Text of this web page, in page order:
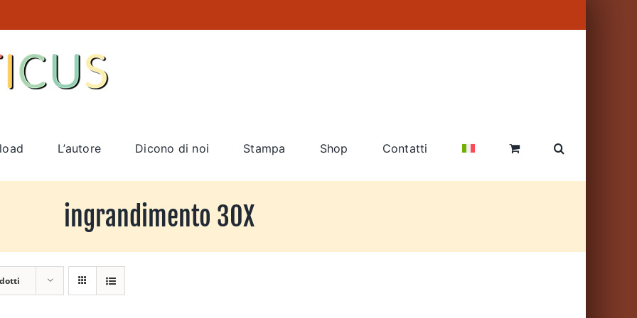
L’autore Dicono di noi Stampa Shop Contatti
ingrandimento 30X